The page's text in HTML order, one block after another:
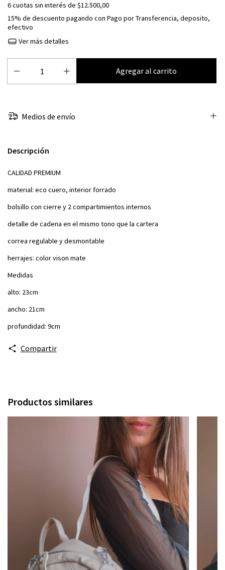
6cuotas sin interés de $12.500,00
15% de descuento pagando con Pago por Transferencia, deposito,
efectivo
Ver más detalles
Medios de envío
Descripción
CALIDAD PREMIUM
material: eco cuero, interior forrado
bolsillo con cierre y 2 compartimientos internos
detalle de cadena en el mismo tono que la cartera
correa regulable y desmontable
herrajes: color vison mate
Medidas
alto: 23cm
ancho: 21cm
profundidad: 9cm
Compartir
Productos similares